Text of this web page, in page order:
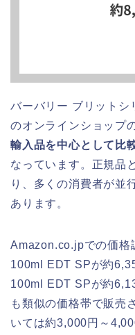
バーバリー ブリットシ
のオンラインショップ
輸入品を中心として比
なっています。正規品
り、多くの消費者が並
あります。
Amazon.co.jpでの価格
100ml EDT SPが約
100ml EDT SPが約
も類似の価格帯で販売
いては約3,000円～